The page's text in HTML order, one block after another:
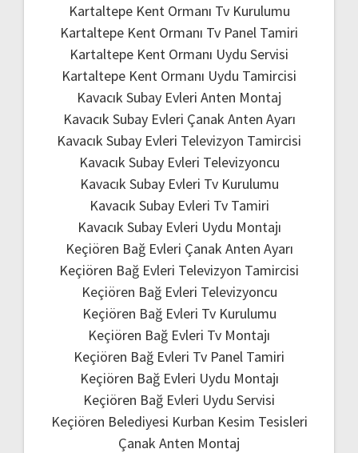
Kartaltepe Kent Ormanı Tv Kurulumu
Kartaltepe Kent Ormanı Tv Panel Tamiri
Kartaltepe Kent Ormanı Uydu Servisi
Kartaltepe Kent Ormanı Uydu Tamircisi
Kavacık Subay Evleri Anten Montaj
Kavacık Subay Evleri Çanak Anten Ayarı
Kavacık Subay Evleri Televizyon Tamircisi
Kavacık Subay Evleri Televizyoncu
Kavacık Subay Evleri Tv Kurulumu
Kavacık Subay Evleri Tv Tamiri
Kavacık Subay Evleri Uydu Montajı
Keçiören Bağ Evleri Çanak Anten Ayarı
Keçiören Bağ Evleri Televizyon Tamircisi
Keçiören Bağ Evleri Televizyoncu
Keçiören Bağ Evleri Tv Kurulumu
Keçiören Bağ Evleri Tv Montajı
Keçiören Bağ Evleri Tv Panel Tamiri
Keçiören Bağ Evleri Uydu Montajı
Keçiören Bağ Evleri Uydu Servisi
Keçiören Belediyesi Kurban Kesim Tesisleri
Çanak Anten Montaj